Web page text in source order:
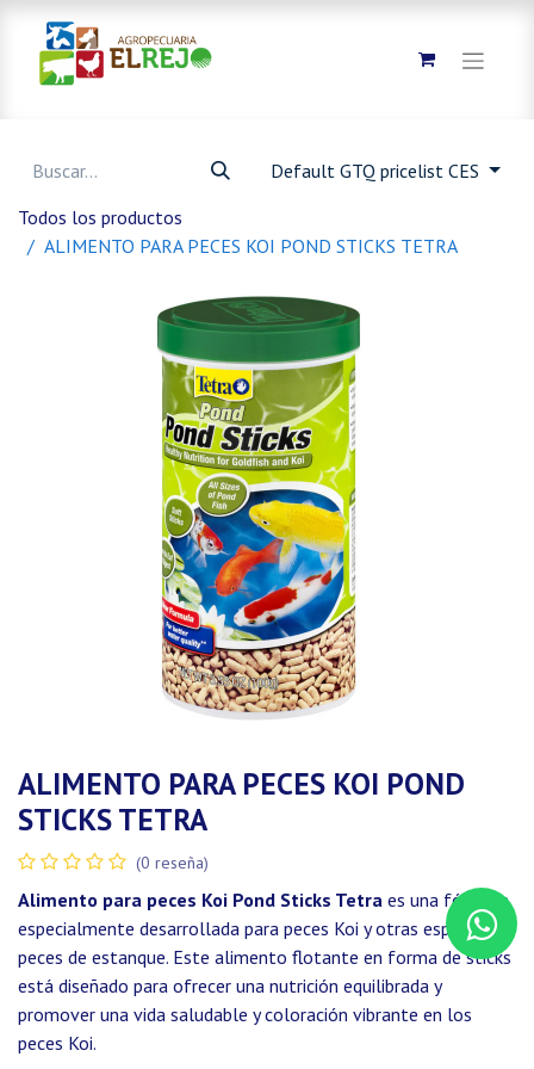
Default GTQ pricelist CES
Todos los productos
ALIMENTO PARA PECES KOI POND STICKS TETRA
ALIMENTO PARA PECES KOI POND
STICKS TETRA
(0 reseña)
Alimento para peces Koi Pond Sticks Tetra es una fórmula
especialmente desarrollada para peces Koi y otras especies de
peces de estanque. Este alimento flotante en forma de sticks
está diseñado para ofrecer una nutrición equilibrada y
promover una vida saludable y coloración vibrante en los
peces Koi.